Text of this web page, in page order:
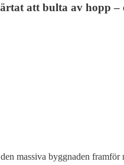
att bulta av hopp
massiva byggnaden